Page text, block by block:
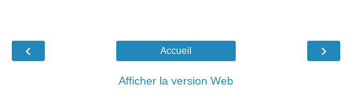
‹ ›
Accueil
Afficher la version Web